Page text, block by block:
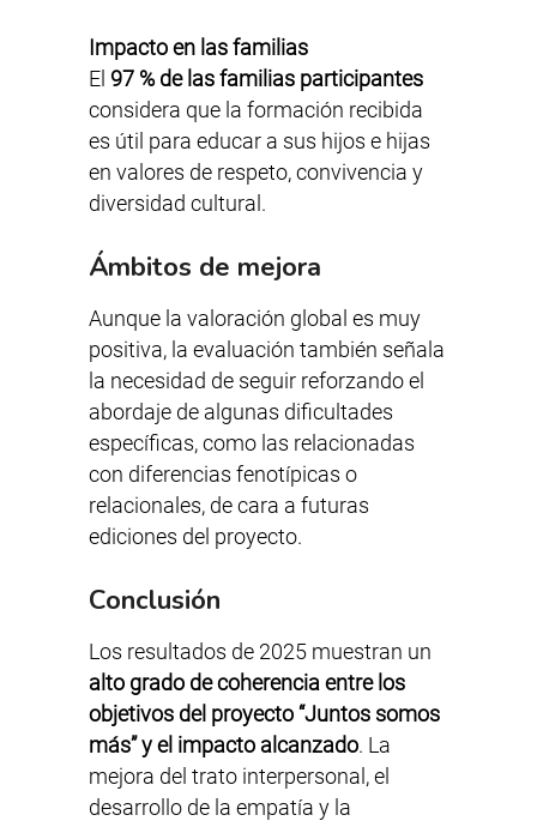
Impacto en las familias
El 97 % de las familias participantes
considera que la formación recibida
es útil para educar a sus hijos e hijas
en valores de respeto, convivencia y
diversidad cultural.
Ámbitos de mejora
Aunque la valoración global es muy
positiva, la evaluación también señala
la necesidad de seguir reforzando el
abordaje de algunas dificultades
específicas, como las relacionadas
con diferencias fenotípicas o
relacionales, de cara a futuras
ediciones del proyecto.
Conclusión
Los resultados de 2025 muestran un
alto grado de coherencia entre los
objetivos del proyecto “Juntos somos
más” y el impacto alcanzado. La
mejora del trato interpersonal, el
desarrollo de la empatía y la